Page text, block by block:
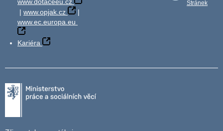
| www.opjak.cz
|
www.ec.europa.eu
Kariéra
Stránek